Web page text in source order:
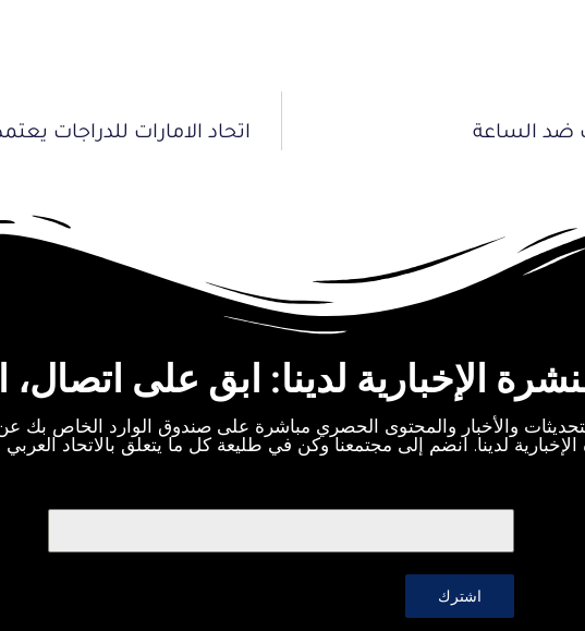
ضد الساعة اتحاد الامارات للدراجات
الإخبارية لدينا: ابق على
والأخبار والمحتوى الحصري مباشرة على صندوق الوارد الخاص بك
الإخبارية لدينا. انضم إلى مجتمعنا وكن في طليعة كل ما يتعلق بالاتحاد
اشترك